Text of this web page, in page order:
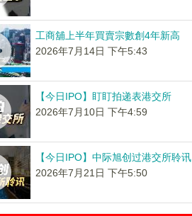
工商舖上半年買賣宗數創4年新高
2026年7月14日 下午5:43
【今日IPO】盯盯拍递表港交所
2026年7月10日 下午4:59
【今日IPO】中际旭创过港交所聆讯
2026年7月21日 下午5:50